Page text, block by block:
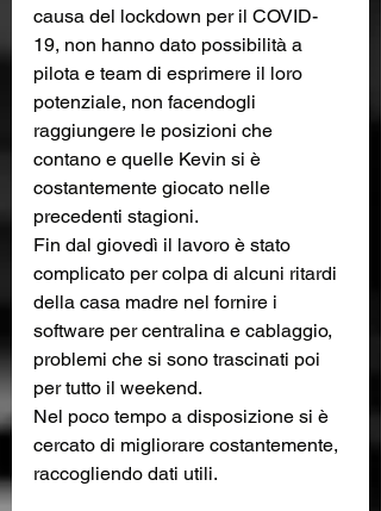
causa del lockdown per il COVID-
19, non hanno dato possibilità a
pilota e team di esprimere il loro
potenziale, non facendogli
raggiungere le posizioni che
contano e quelle Kevin si è
costantemente giocato nelle
precedenti stagioni.
Fin dal giovedì il lavoro è stato
complicato per colpa di alcuni ritardi
della casa madre nel fornire i
software per centralina e cablaggio,
problemi che si sono trascinati poi
per tutto il weekend.
Nel poco tempo a disposizione si è
cercato di migliorare costantemente,
raccogliendo dati utili.